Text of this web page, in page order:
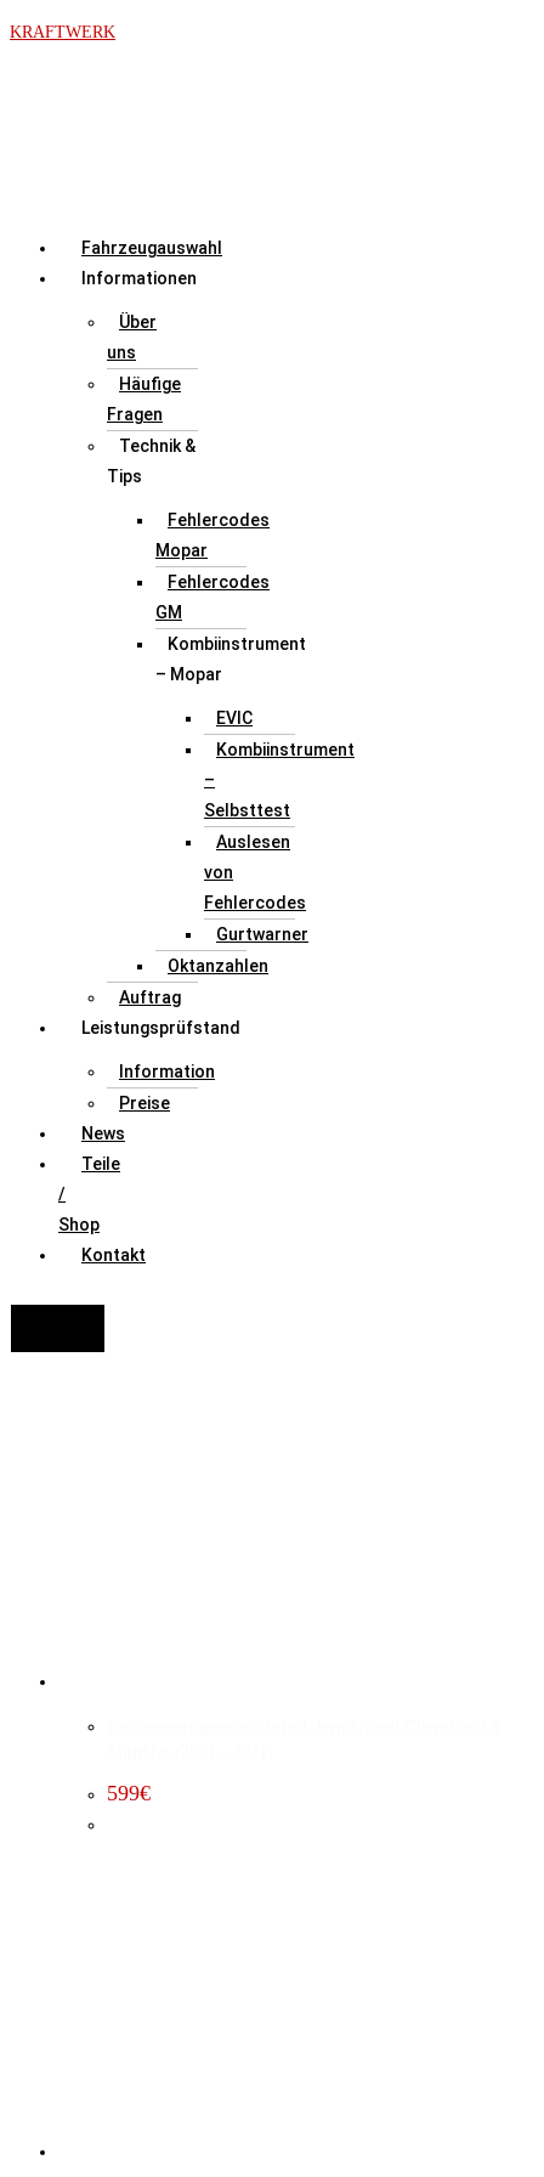
Zum
KRAFTWERK
Menü
Fahrzeugauswahl
Informationen
Über
uns
Häufige
Fragen
Technik &
Tips
Fehlercodes
Mopar
Fehlercodes
GM
Kombiinstrument
– Mopar
EVIC
Kombiinstrument
–
Selbsttest
Auslesen
von
Fehlercodes
Gurtwarner
Oktanzahlen
Auftrag
Leistungsprüfstand
Information
Preise
News
Teile
/
Shop
Kontakt
599€